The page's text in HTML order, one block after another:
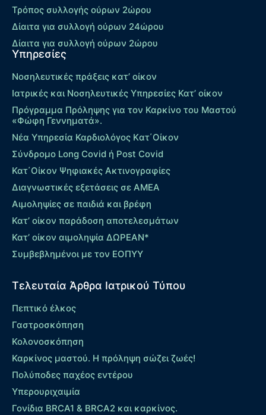
Τρόπος συλλογής ούρων 2ώρου
Δίαιτα για συλλογή ούρων 24ώρου
Δίαιτα για συλλογή ούρων 2ώρου
Υπηρεσίες
Νοσηλευτικές πράξεις κατ’ οίκον
Ιατρικές και Νοσηλευτικές Υπηρεσίες Κατ’ οίκον
Πρόγραμμα Πρόληψης για τον Καρκίνο του Μαστού
«Φώφη Γεννηματά».
Νέα Υπηρεσία Καρδιολόγος Kατ΄Οίκον
Σύνδρομο Long Covid ή Post Covid
Κατ΄Οίκον Ψηφιακές Ακτινογραφίες
Διαγνωστικές εξετάσεις σε ΑΜΕΑ
Αιμοληψίες σε παιδιά και βρέφη
Κατ’ οίκον παράδοση αποτελεσμάτων
Κατ’ οίκον αιμοληψία ΔΩΡΕΑΝ*
Συμβεβλημένοι με τον ΕΟΠΥΥ
Τελευταία Άρθρα Ιατρικού Τύπου
Πεπτικό έλκος
Γαστροσκόπηση
Κολονοσκόπηση
Καρκίνος μαστού. Η πρόληψη σώζει ζωές!
Πολύποδες παχέος εντέρου
Yπερουριχαιμία
Γονίδια BRCA1 & BRCA2 και καρκίνος.